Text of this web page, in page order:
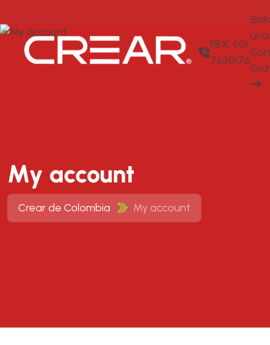
PBX: 601
7630176
una
My account
Crear de Colombia My account